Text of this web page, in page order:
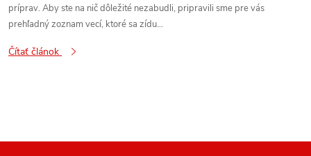
príprav. Aby ste na nič dôležité nezabudli, pripravili sme pre vás
prehľadný zoznam vecí, ktoré sa zídu...
Čítať článok